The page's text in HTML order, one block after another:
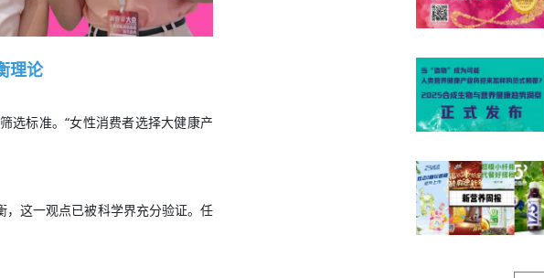
理论
选标准。“女性消费者选择大健康产
这一观点已被科学界充分验证。任